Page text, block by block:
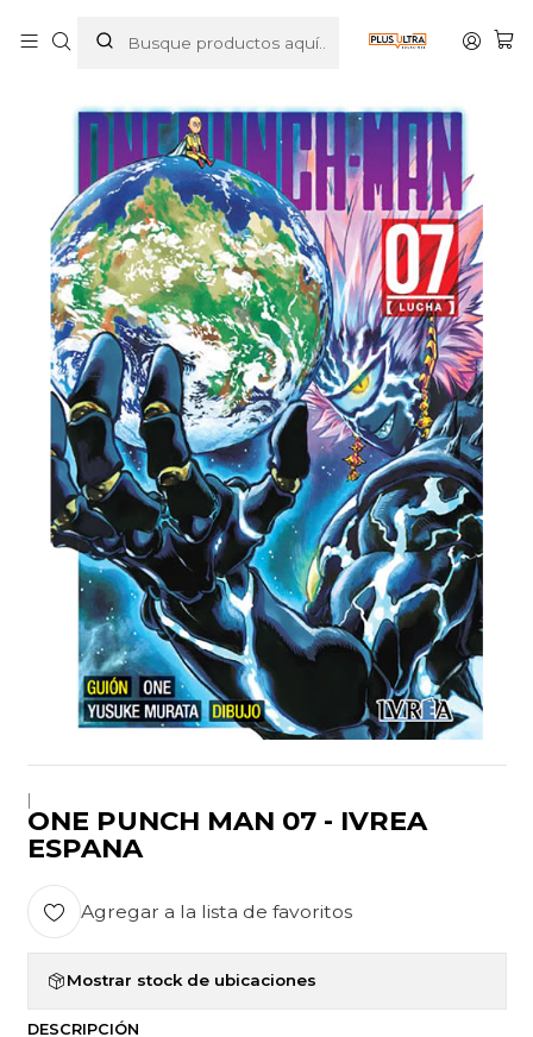
ONE PUNCH MAN 07 - IVREA ESPANA
|
ONE PUNCH MAN 07 - IVREA
ESPANA
Agregar a la lista de favoritos
Mostrar stock de ubicaciones
DESCRIPCIÓN